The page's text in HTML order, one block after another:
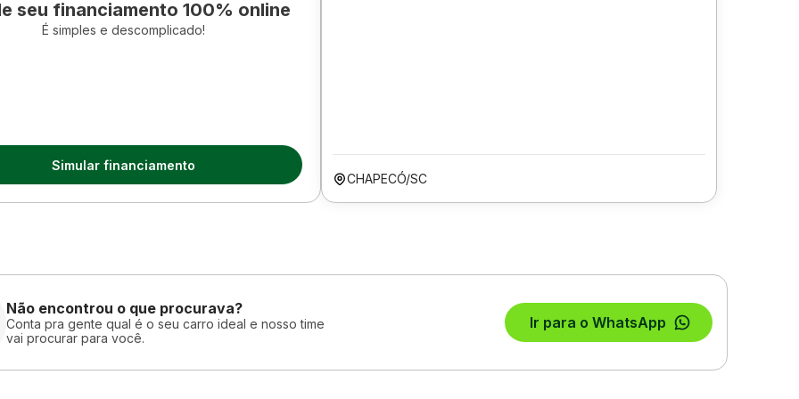
seu financiamento 100% online
É simples e descomplicado!
Simular financiamento
CHAPECÓ/SC
Não encontrou o que procurava?
Conta pra gente qual é o seu carro ideal e nosso time
vai procurar para você.
Ir para o WhatsApp